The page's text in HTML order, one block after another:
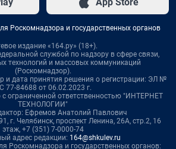
App Store
Роскомнадзора и государственных органов
издание «164.ру» (18+).
службой по надзору в сфере связи,
технологий и массовых коммуникаций
(Роскомнадзор).
и дата принятия решения о регистрации: ЭЛ №
77-84688 от 06.02.2023 г.
ограниченной ответственностью "ИНТЕРНЕТ
ТЕХНОЛОГИИ"
Ефремов Анатолий Павлович
г. Челябинск, проспект Ленина, 26А, стр.2, 16
этаж, +7 (351) 7-0000-74
адрес редакции: 164@shkulev.ru
Роскомнадзора и государственных органов: